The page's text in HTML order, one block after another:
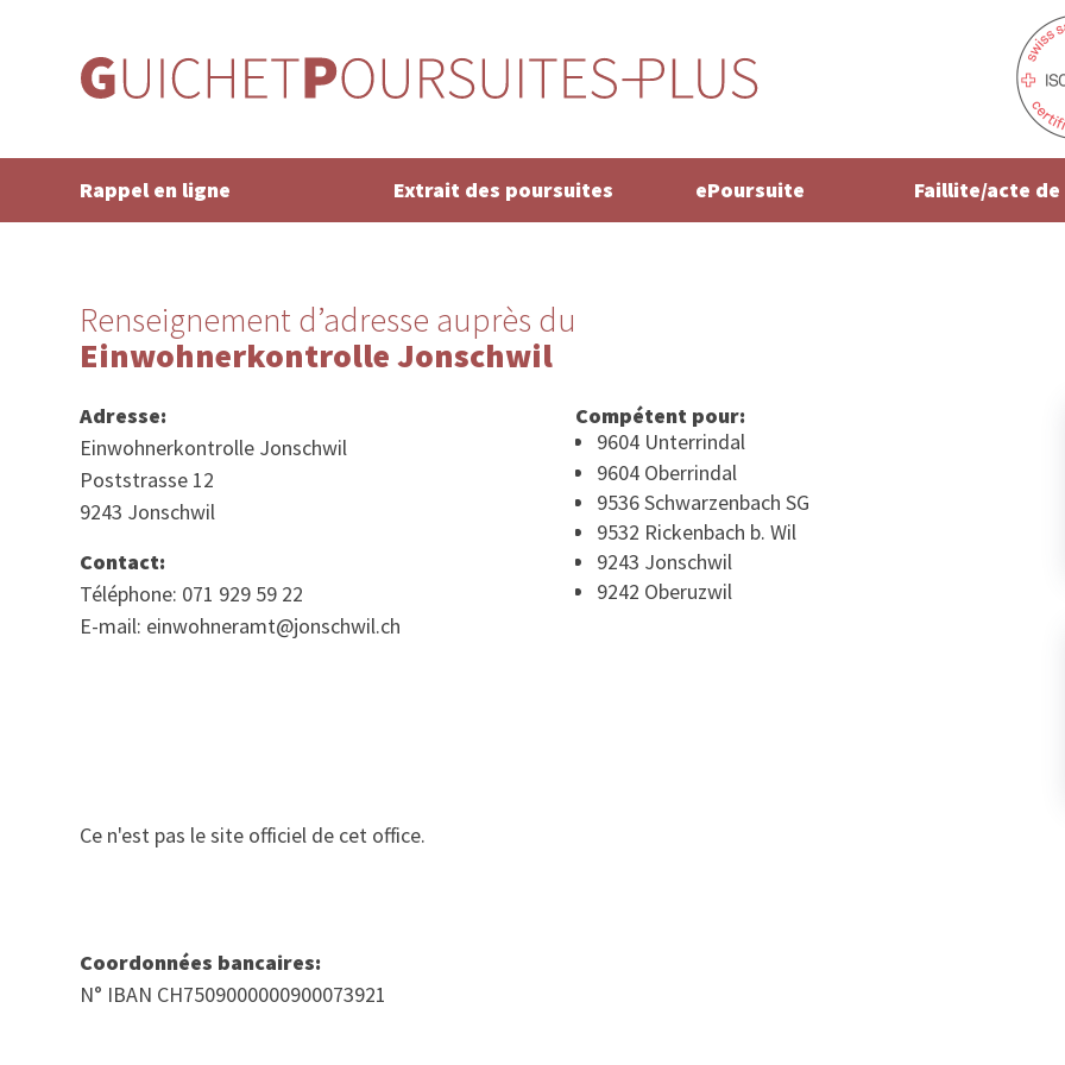
Rappel en ligne Extrait des poursuites ePoursuite Faillite/acte
Renseignement d’adresse auprès du
Einwohnerkontrolle Jonschwil
Adresse:
Einwohnerkontrolle Jonschwil
Poststrasse 12
9243 Jonschwil
Contact:
Téléphone: 071 929 59 22
E-mail: einwohneramt@jonschwil.ch
Compétent pour:
9604 Unterrindal
9604 Oberrindal
9536 Schwarzenbach SG
9532 Rickenbach b. Wil
9243 Jonschwil
9242 Oberuzwil
Ce n'est pas le site officiel de cet office.
Coordonnées bancaires:
N° IBAN CH7509000000900073921